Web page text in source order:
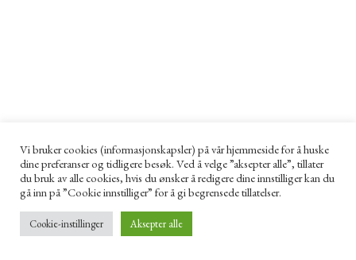
Vi bruker cookies (informasjonskapsler) på vår hjemmeside for å huske
dine preferanser og tidligere besøk. Ved å velge ”aksepter alle”, tillater
du bruk av alle cookies, hvis du ønsker å redigere dine innstilliger kan du
gå inn på ”Cookie innstilliger” for å gi begrensede tillatelser.
Cookie-instillinger Aksepter alle